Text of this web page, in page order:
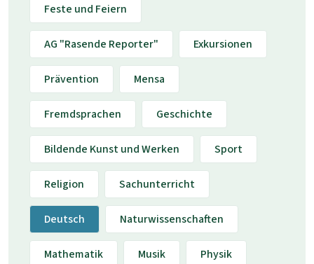
Feste und Feiern
AG "Rasende Reporter" Exkursionen
Prävention Mensa
Fremdsprachen Geschichte
Bildende Kunst und Werken Sport
Religion Sachunterricht
Deutsch Naturwissenschaften
Mathematik Musik Physik